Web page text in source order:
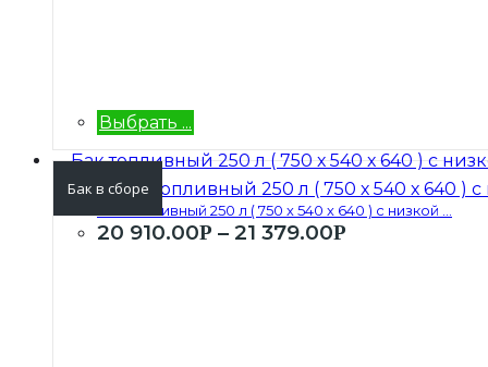
Выбрать ...
Бак в сборе
Бак топливный 250 л ( 750 х 540 х 640 ) с низкой ...
20 910.00Р – 21 379.00Р